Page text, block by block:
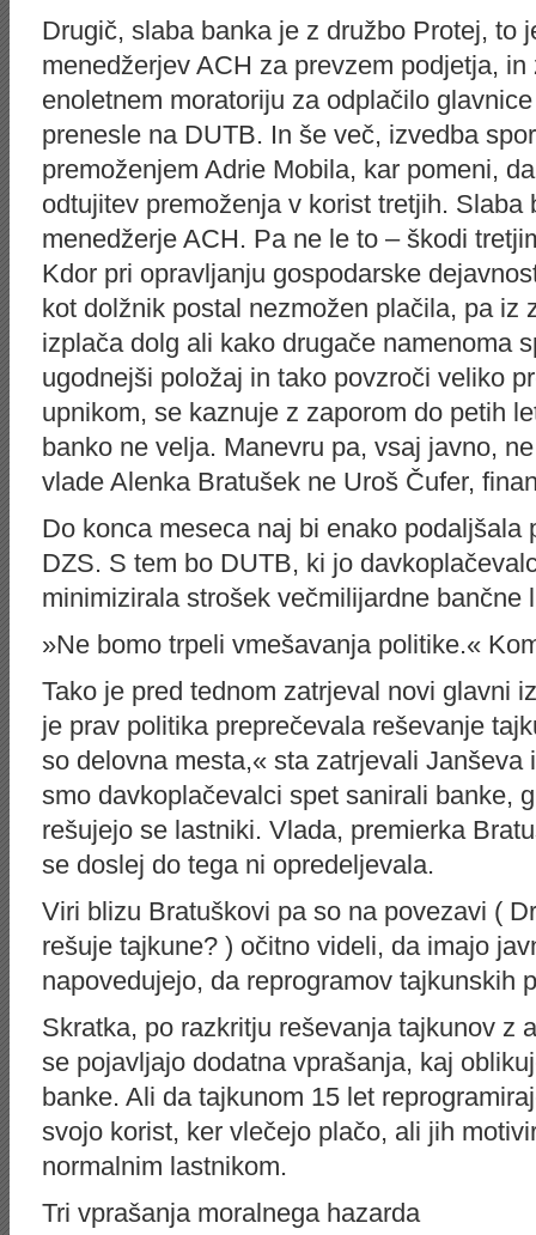
Drugič, slaba banka je z družbo Protej, to
menedžerjev ACH za prevzem podjetja,
enoletnem moratoriju za odplačilo
prenesle na DUTB. In še več, izvedba
premoženjem Adrie Mobila, kar pomeni,
odtujitev premoženja v korist tretjih. Slaba
menedžerje ACH. Pa ne le to – škodi
Kdor pri opravljanju gospodarske
kot dolžnik postal nezmožen plačila, pa iz
izplača dolg ali kako drugače namenoma
ugodnejši položaj in tako povzroči veliko
upnikom, se kaznuje z zaporom do petih
banko ne velja. Manevru pa, vsaj javno,
vlade Alenka Bratušek ne Uroš Čufer,
Do konca meseca naj bi enako podaljšala
DZS. S tem bo DUTB, ki jo
minimizirala strošek večmilijardne bančne
»Ne bomo trpeli vmešavanja politike.«
Tako je pred tednom zatrjeval novi glavni
je prav politika preprečevala reševanje
so delovna mesta,« sta zatrjevali Janševa
smo davkoplačevalci spet sanirali banke,
rešujejo se lastniki. Vlada, premierka
se doslej do tega ni opredeljevala.
Viri blizu Bratuškovi pa so na povezavi (
rešuje tajkune? ) očitno videli, da imajo
napovedujejo, da reprogramov tajkunskih
Skratka, po razkritju reševanja tajkunov z
se pojavljajo dodatna vprašanja, kaj
banke. Ali da tajkunom 15 let
svojo korist, ker vlečejo plačo, ali jih
normalnim lastnikom.
Tri vprašanja moralnega hazarda